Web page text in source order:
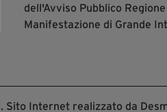
dell'Avviso Pubblico
Manifestazione di Grande
Internet realizzato da